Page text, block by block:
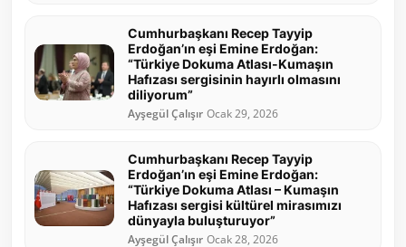
Cumhurbaşkanı Recep Tayyip
Erdoğan’ın eşi Emine Erdoğan:
“Türkiye Dokuma Atlası-Kumaşın
Hafızası sergisinin hayırlı olmasını
diliyorum”
Ayşegül Çalışır Ocak 29, 2026
Cumhurbaşkanı Recep Tayyip
Erdoğan’ın eşi Emine Erdoğan:
“Türkiye Dokuma Atlası – Kumaşın
Hafızası sergisi kültürel mirasımızı
dünyayla buluşturuyor”
Ayşegül Çalışır Ocak 28, 2026